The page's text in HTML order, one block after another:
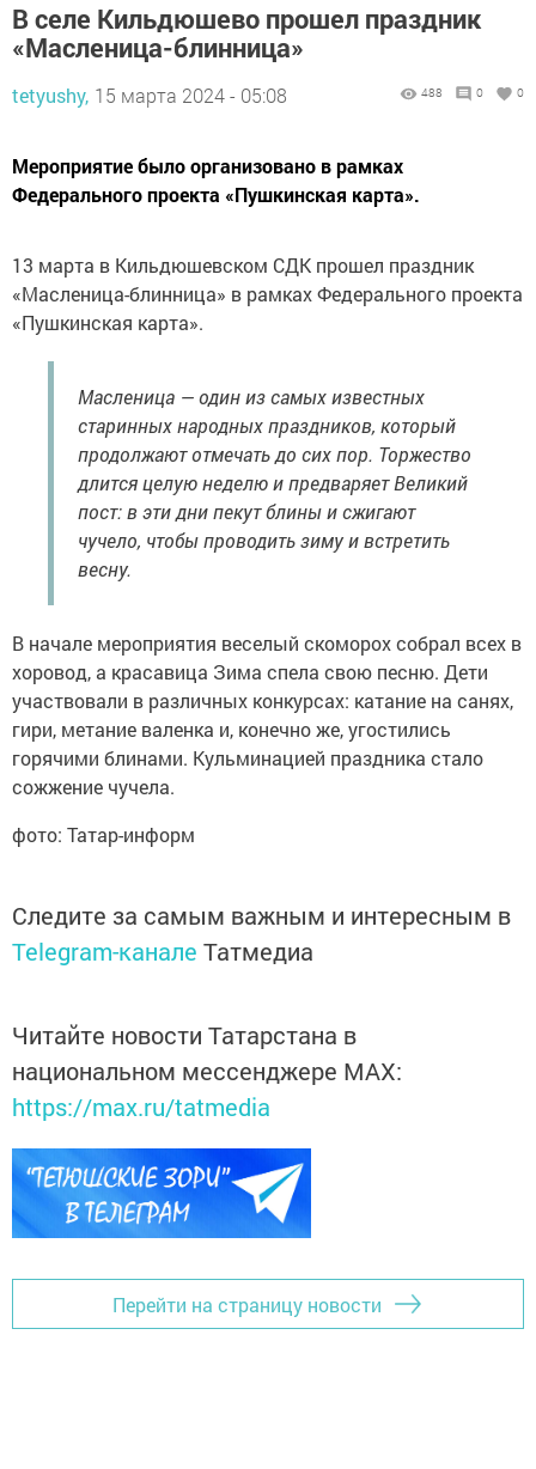
В селе Кильдюшево прошел праздник
«Масленица-блинница»
tetyushy, 15 марта 2024 - 05:08 488 0 0
Мероприятие было организовано в рамках
Федерального проекта «Пушкинская карта».
13 марта в Кильдюшевском СДК прошел праздник
«Масленица-блинница» в рамках Федерального проекта
«Пушкинская карта».
Масленица — один из самых известных
старинных народных праздников, который
продолжают отмечать до сих пор. Торжество
длится целую неделю и предваряет Великий
пост: в эти дни пекут блины и сжигают
чучело, чтобы проводить зиму и встретить
весну.
В начале мероприятия веселый скоморох собрал всех в
хоровод, а красавица Зима спела свою песню. Дети
участвовали в различных конкурсах: катание на санях,
гири, метание валенка и, конечно же, угостились
горячими блинами. Кульминацией праздника стало
сожжение чучела.
фото: Татар-информ
Следите за самым важным и интересным в
Telegram-канале Татмедиа
Читайте новости Татарстана в
национальном мессенджере MАХ:
https://max.ru/tatmedia
Перейти на страницу новости